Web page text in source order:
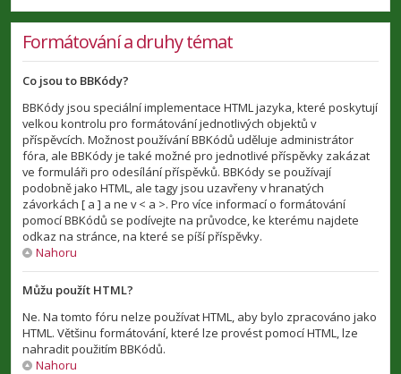
Formátování a druhy témat
Co jsou to BBKódy?
BBKódy jsou speciální implementace HTML jazyka, které poskytují
velkou kontrolu pro formátování jednotlivých objektů v
příspěvcích. Možnost používání BBKódů uděluje administrátor
fóra, ale BBKódy je také možné pro jednotlivé příspěvky zakázat
ve formuláři pro odesílání příspěvků. BBKódy se používají
podobně jako HTML, ale tagy jsou uzavřeny v hranatých
závorkách [ a ] a ne v < a >. Pro více informací o formátování
pomocí BBKódů se podívejte na průvodce, ke kterému najdete
odkaz na stránce, na které se píší příspěvky.
Nahoru
Můžu použít HTML?
Ne. Na tomto fóru nelze používat HTML, aby bylo zpracováno jako
HTML. Většinu formátování, které lze provést pomocí HTML, lze
nahradit použitím BBKódů.
Nahoru